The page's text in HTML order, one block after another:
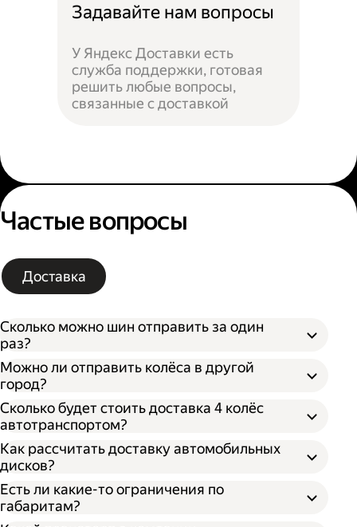
Задавайте нам вопросы
У Яндекс Доставки есть
служба поддержки, готовая
решить любые вопросы,
связанные с доставкой
Частые вопросы
Доставка
Сколько можно шин отправить за один
раз?
Можно ли отправить колёса в другой
город?
Открыть приложение Яндекс Go или
сайт
Выбрать подходящий тариф;
Ввести данные в поля «Откуда» и «Куда»;
Сколько будет стоить доставка 4 колёс
автотранспортом?
Как рассчитать доставку автомобильных
дисков?
Есть ли какие-то ограничения по
габаритам?